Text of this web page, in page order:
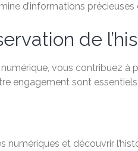
d’informations
de
vous contribuez à
engagement sont
numériques et découvrir